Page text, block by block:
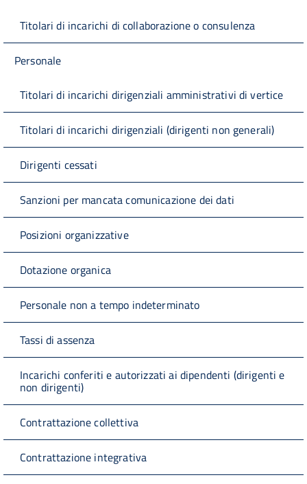
Titolari di incarichi di collaborazione o consulenza
Personale
Titolari di incarichi dirigenziali amministrativi di vertice
Titolari di incarichi dirigenziali (dirigenti non generali)
Dirigenti cessati
Sanzioni per mancata comunicazione dei dati
Posizioni organizzative
Dotazione organica
Personale non a tempo indeterminato
Tassi di assenza
Incarichi conferiti e autorizzati ai dipendenti (dirigenti e
non dirigenti)
Contrattazione collettiva
Contrattazione integrativa